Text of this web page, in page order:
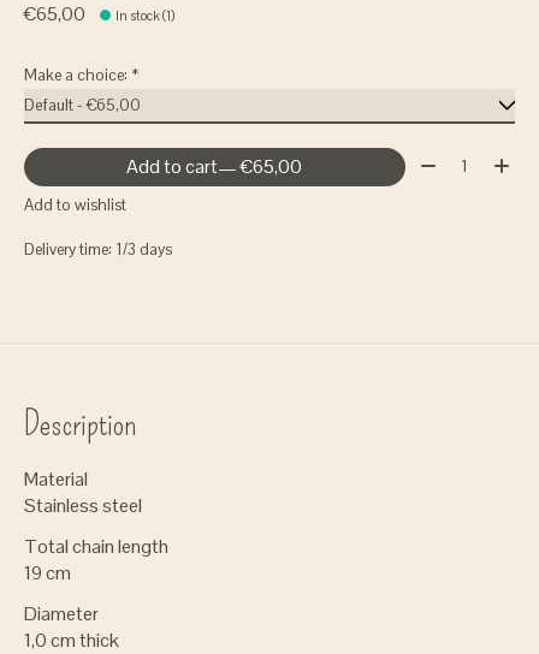
€65,00 In stock (1)
Make a choice: *
Add to cart — €65,00 Quantity:
Add to wishlist
Delivery time: 1/3 days
Description
Material
Stainless steel
Total chain length
19 cm
Diameter
1,0 cm thick